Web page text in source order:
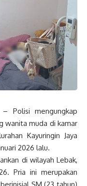
– Polisi mengungkap
wanita muda di kamar
Kayuringin Jaya
2026 lalu.
di wilayah Lebak,
Pria ini merupakan